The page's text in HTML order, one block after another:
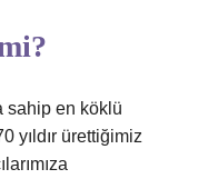
sahip en köklü
yıldır ürettiğimiz